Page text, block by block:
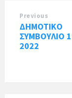
Previous
ΔΗΜΟΤΙΚΟ
ΣΥΜΒΟΥΛΙΟ
2022